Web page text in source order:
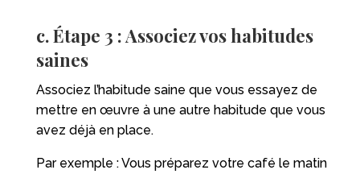
c. Étape 3 : Associez vos habitudes
saines
Associez l’habitude saine que vous essayez de
mettre en œuvre à une autre habitude que vous
avez déjà en place.
Par exemple : Vous préparez votre café le matin